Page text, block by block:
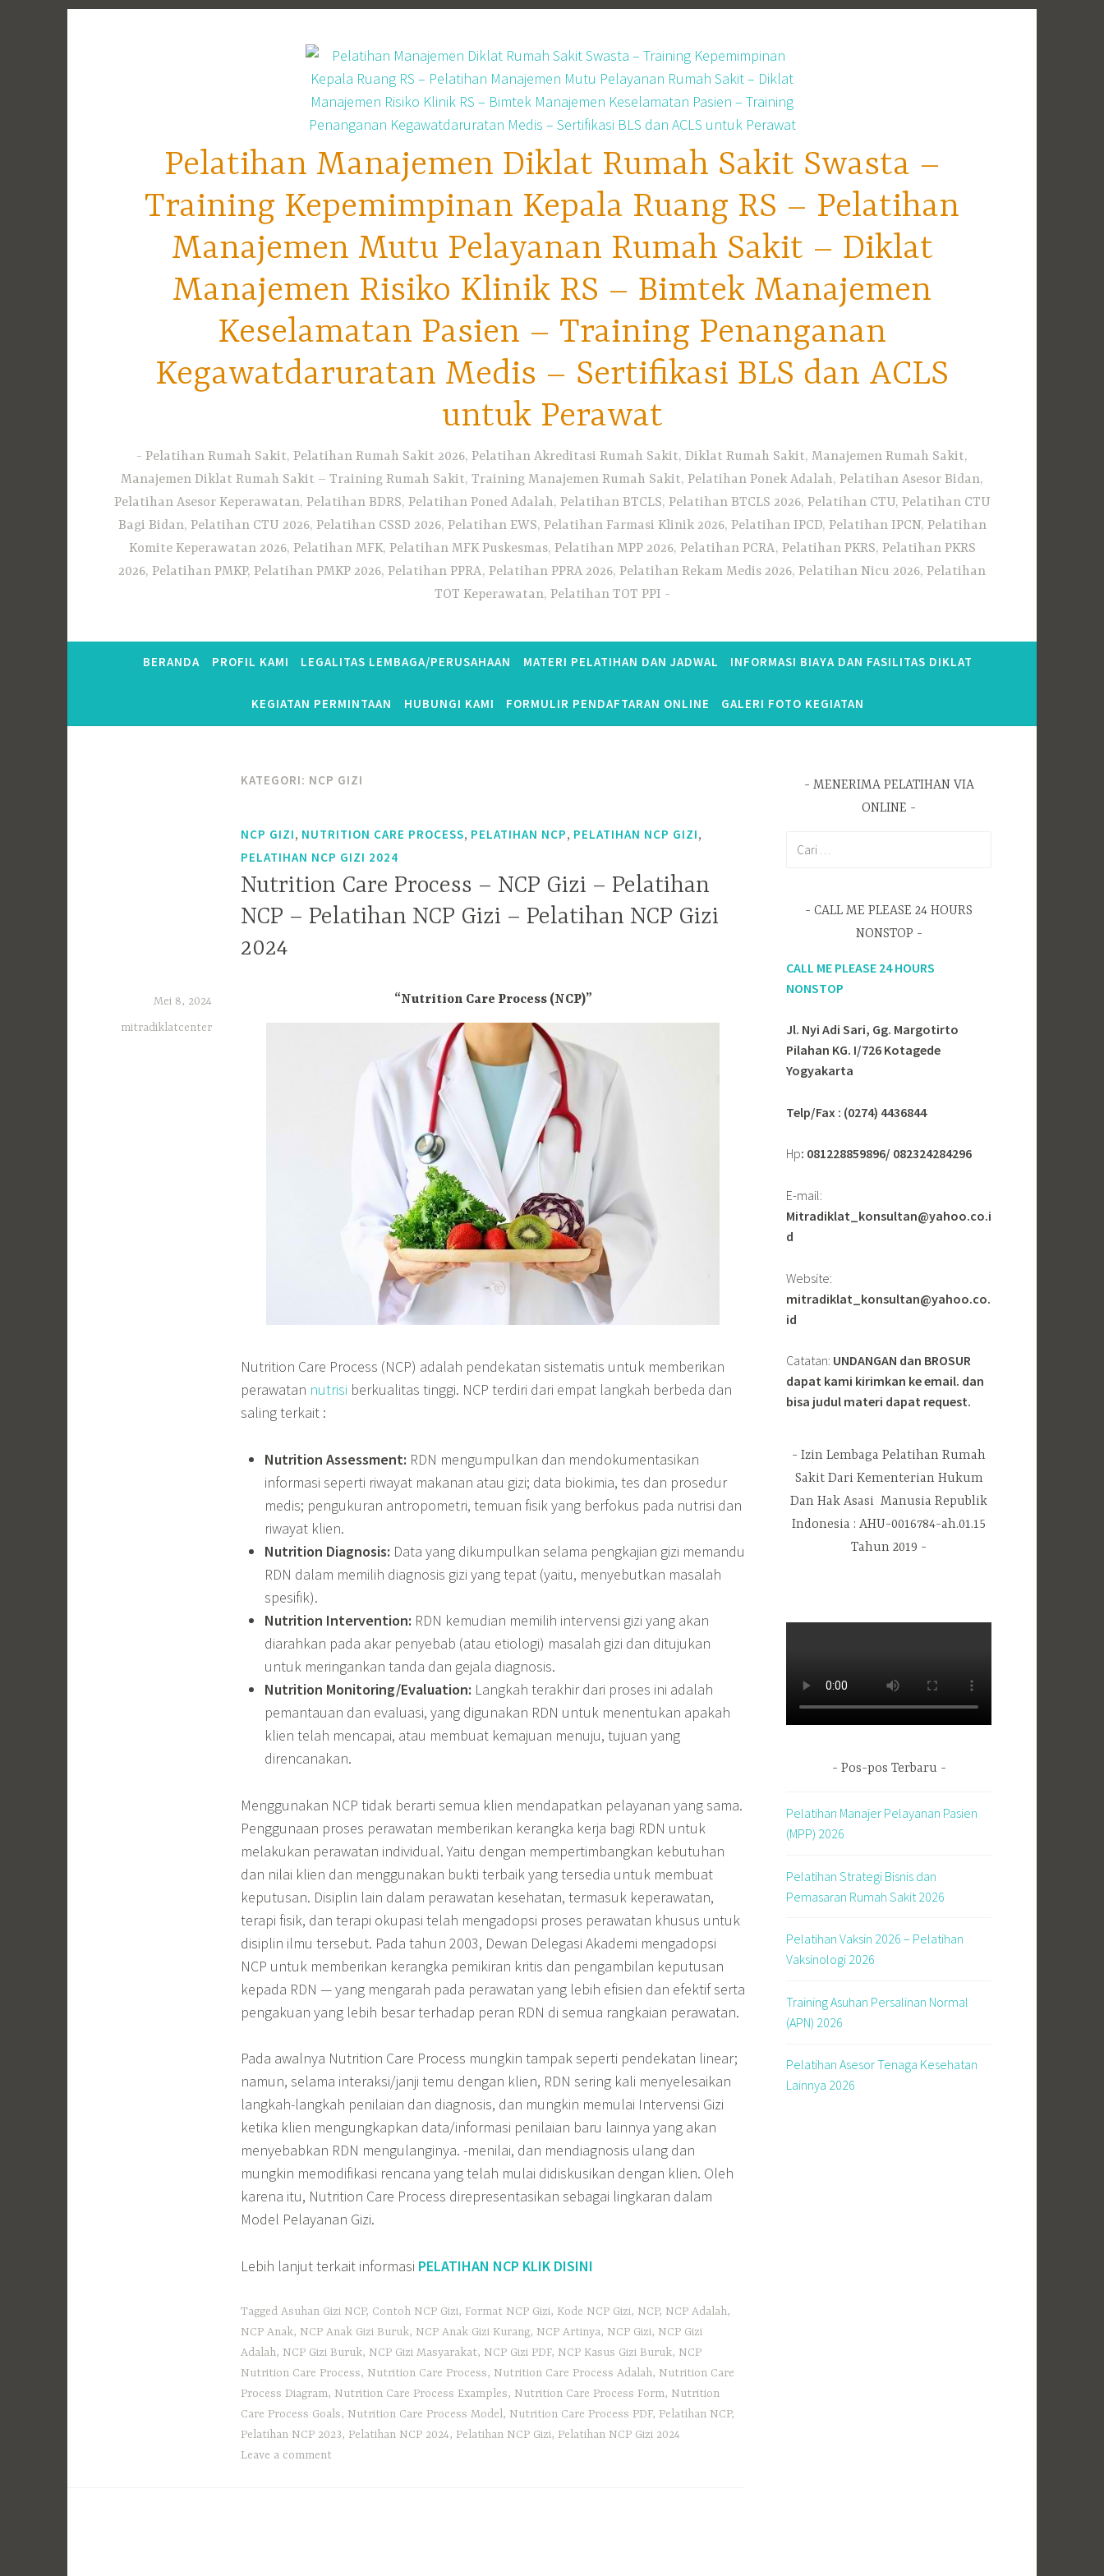
Skip
Pelatihan Manajemen Diklat Rumah Sakit Swasta –
Training Kepemimpinan Kepala Ruang RS – Pelatihan
Manajemen Mutu Pelayanan Rumah Sakit – Diklat
Manajemen Risiko Klinik RS – Bimtek Manajemen
Keselamatan Pasien – Training Penanganan
Kegawatdaruratan Medis – Sertifikasi BLS dan ACLS
untuk Perawat
Pelatihan Rumah Sakit, Pelatihan Rumah Sakit 2026, Pelatihan Akreditasi Rumah Sakit, Diklat Rumah Sakit, Manajemen Rumah Sakit,
Manajemen Diklat Rumah Sakit – Training Rumah Sakit, Training Manajemen Rumah Sakit, Pelatihan Ponek Adalah, Pelatihan Asesor Bidan,
Pelatihan Asesor Keperawatan, Pelatihan BDRS, Pelatihan Poned Adalah, Pelatihan BTCLS, Pelatihan BTCLS 2026, Pelatihan CTU, Pelatihan CTU
Bagi Bidan, Pelatihan CTU 2026, Pelatihan CSSD 2026, Pelatihan EWS, Pelatihan Farmasi Klinik 2026, Pelatihan IPCD, Pelatihan IPCN, Pelatihan
Komite Keperawatan 2026, Pelatihan MFK, Pelatihan MFK Puskesmas, Pelatihan MPP 2026, Pelatihan PCRA, Pelatihan PKRS, Pelatihan PKRS
2026, Pelatihan PMKP, Pelatihan PMKP 2026, Pelatihan PPRA, Pelatihan PPRA 2026, Pelatihan Rekam Medis 2026, Pelatihan Nicu 2026, Pelatihan
TOT Keperawatan, Pelatihan TOT PPI
BERANDA PROFIL KAMI LEGALITAS LEMBAGA/PERUSAHAAN MATERI PELATIHAN DAN JADWAL INFORMASI BIAYA DAN FASILITAS DIKLAT
KEGIATAN PERMINTAAN HUBUNGI KAMI FORMULIR PENDAFTARAN ONLINE GALERI FOTO KEGIATAN
KATEGORI: NCP GIZI
NCP GIZI, NUTRITION CARE PROCESS, PELATIHAN NCP, PELATIHAN NCP GIZI,
PELATIHAN NCP GIZI 2024
Nutrition Care Process – NCP Gizi – Pelatihan
NCP – Pelatihan NCP Gizi – Pelatihan NCP Gizi
2024
Mei 8, 2024
mitradiklatcenter
“Nutrition Care Process (NCP)”
Nutrition Care Process (NCP) adalah pendekatan sistematis untuk memberikan
perawatan nutrisi berkualitas tinggi. NCP terdiri dari empat langkah berbeda dan
saling terkait :
Nutrition Assessment: RDN mengumpulkan dan mendokumentasikan
informasi seperti riwayat makanan atau gizi; data biokimia, tes dan prosedur
medis; pengukuran antropometri, temuan fisik yang berfokus pada nutrisi dan
riwayat klien.
Nutrition Diagnosis: Data yang dikumpulkan selama pengkajian gizi memandu
RDN dalam memilih diagnosis gizi yang tepat (yaitu, menyebutkan masalah
spesifik).
Nutrition Intervention: RDN kemudian memilih intervensi gizi yang akan
diarahkan pada akar penyebab (atau etiologi) masalah gizi dan ditujukan
untuk meringankan tanda dan gejala diagnosis.
Nutrition Monitoring/Evaluation: Langkah terakhir dari proses ini adalah
pemantauan dan evaluasi, yang digunakan RDN untuk menentukan apakah
klien telah mencapai, atau membuat kemajuan menuju, tujuan yang
direncanakan.
Menggunakan NCP tidak berarti semua klien mendapatkan pelayanan yang sama.
Penggunaan proses perawatan memberikan kerangka kerja bagi RDN untuk
melakukan perawatan individual. Yaitu dengan mempertimbangkan kebutuhan
dan nilai klien dan menggunakan bukti terbaik yang tersedia untuk membuat
keputusan. Disiplin lain dalam perawatan kesehatan, termasuk keperawatan,
terapi fisik, dan terapi okupasi telah mengadopsi proses perawatan khusus untuk
disiplin ilmu tersebut. Pada tahun 2003, Dewan Delegasi Akademi mengadopsi
NCP untuk memberikan kerangka pemikiran kritis dan pengambilan keputusan
kepada RDN — yang mengarah pada perawatan yang lebih efisien dan efektif serta
pengakuan yang lebih besar terhadap peran RDN di semua rangkaian perawatan.
Pada awalnya Nutrition Care Process mungkin tampak seperti pendekatan linear;
namun, selama interaksi/janji temu dengan klien, RDN sering kali menyelesaikan
langkah-langkah penilaian dan diagnosis, dan mungkin memulai Intervensi Gizi
ketika klien mengungkapkan data/informasi penilaian baru lainnya yang akan
menyebabkan RDN mengulanginya. -menilai, dan mendiagnosis ulang dan
mungkin memodifikasi rencana yang telah mulai didiskusikan dengan klien. Oleh
karena itu, Nutrition Care Process direpresentasikan sebagai lingkaran dalam
Model Pelayanan Gizi.
Lebih lanjut terkait informasi PELATIHAN NCP KLIK DISINI
Tagged Asuhan Gizi NCP, Contoh NCP Gizi, Format NCP Gizi, Kode NCP Gizi, NCP, NCP Adalah,
NCP Anak, NCP Anak Gizi Buruk, NCP Anak Gizi Kurang, NCP Artinya, NCP Gizi, NCP Gizi
Adalah, NCP Gizi Buruk, NCP Gizi Masyarakat, NCP Gizi PDF, NCP Kasus Gizi Buruk, NCP
Nutrition Care Process, Nutrition Care Process, Nutrition Care Process Adalah, Nutrition Care
Process Diagram, Nutrition Care Process Examples, Nutrition Care Process Form, Nutrition
Care Process Goals, Nutrition Care Process Model, Nutrition Care Process PDF, Pelatihan NCP,
Pelatihan NCP 2023, Pelatihan NCP 2024, Pelatihan NCP Gizi, Pelatihan NCP Gizi 2024
Leave a comment
MENERIMA PELATIHAN VIA
ONLINE
t
u
CALL ME PLEASE 24 HOURS
NONSTOP
CALL ME PLEASE 24 HOURS
NONSTOP
Jl. Nyi Adi Sari, Gg. Margotirto
Pilahan KG. I/726 Kotagede
Yogyakarta
Telp/Fax : (0274) 4436844
Hp: 081228859896/ 082324284296
E-mail:
Mitradiklat_konsultan@yahoo.co.i
d
Website:
mitradiklat_konsultan@yahoo.co.
id
Catatan: UNDANGAN dan BROSUR
dapat kami kirimkan ke email. dan
bisa judul materi dapat request.
Izin Lembaga Pelatihan Rumah
Sakit Dari Kementerian Hukum
Dan Hak Asasi Manusia Republik
Indonesia : AHU-0016784-ah.01.15
Tahun 2019
Pos-pos Terbaru
Pelatihan Manajer Pelayanan Pasien
(MPP) 2026
Pelatihan Strategi Bisnis dan
Pemasaran Rumah Sakit 2026
Pelatihan Vaksin 2026 – Pelatihan
Vaksinologi 2026
Training Asuhan Persalinan Normal
(APN) 2026
Pelatihan Asesor Tenaga Kesehatan
Lainnya 2026